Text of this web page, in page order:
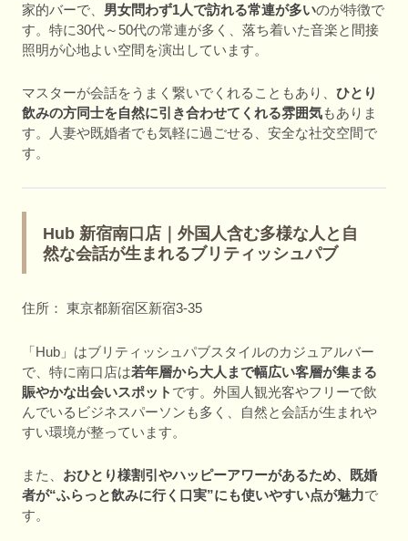
家的バーで、 男女問わず1人で訪れる常連が多いのが特徴で
す。特に30代～50代の常連が多く、落ち着いた音楽と間接
照明が心地よい空間を演出しています。
マスターが会話をうまく繋いでくれることもあり、 ひとり
飲みの方同士を自然に引き合わせてくれる雰囲気もありま
す。人妻や既婚者でも気軽に過ごせる、安全な社交空間で
す。
Hub 新宿南口店｜外国人含む多様な人と自
然な会話が生まれるブリティッシュパブ
住所： 東京都新宿区新宿3-35
「Hub」はブリティッシュパブスタイルのカジュアルバー
で、特に南口店は若年層から大人まで幅広い客層が集まる
賑やかな出会いスポット です。外国人観光客やフリーで飲
んでいるビジネスパーソンも多く、自然と会話が生まれや
すい環境が整っています。
また、 おひとり様割引やハッピーアワーがあるため、既婚
者が“ふらっと飲みに行く口実”にも使いやすい点が魅力で
す。